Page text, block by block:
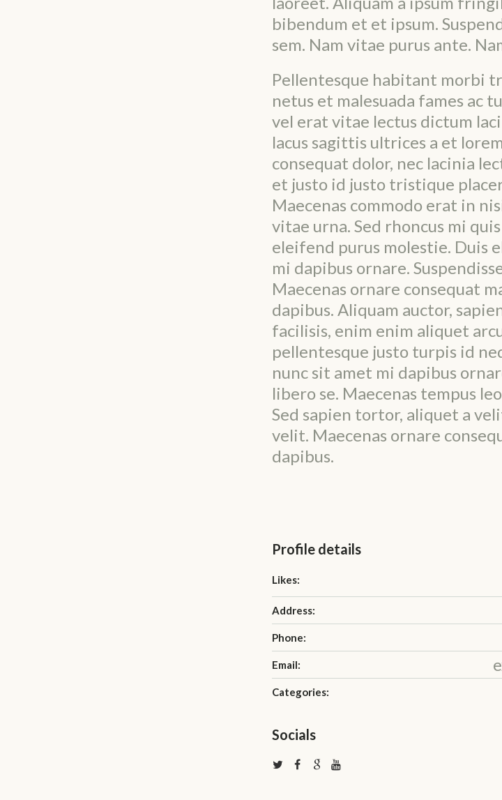
bibendum et et ipsum.
sem. Nam vitae purus ante.
Pellentesque habitant morbi
netus et malesuada fames ac
vel erat vitae lectus dictum
lacus sagittis ultrices a et
consequat dolor, nec lacinia
et justo id justo tristique
Maecenas commodo erat in
vitae urna. Sed rhoncus mi
eleifend purus molestie. Duis
mi dapibus ornare.
Maecenas ornare consequat
dapibus. Aliquam auctor,
facilisis, enim enim aliquet
pellentesque justo turpis id
nunc sit amet mi dapibus
libero se. Maecenas tempus
Sed sapien tortor, aliquet a
velit. Maecenas ornare
dapibus.
Profile details
Likes:
Address:
Phone:
Email:
Categories:
Socials